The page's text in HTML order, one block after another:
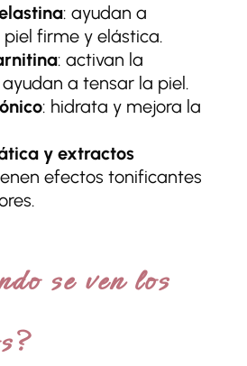
: ayudan a
firme y elástica.
: activan la
a tensar la piel.
: hidrata y mejora la
y extractos
efectos tonificantes
se ven los